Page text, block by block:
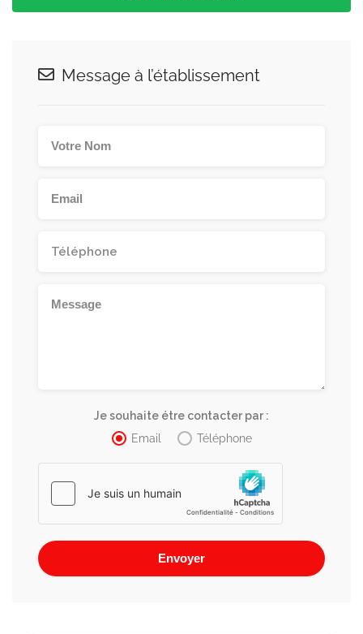
Message à l’établissement
Je souhaite étre contacter par :
Email
Téléphone